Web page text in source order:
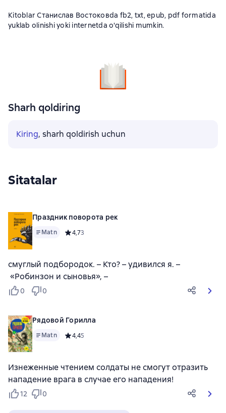
Kitoblar Станислав Востоковda fb2, txt, epub, pdf formatida
yuklab olinishi yoki internetda o'qilishi mumkin.
Sharh qoldiring
Kiring, sharh qoldirish uchun
Sitatalar
Праздник поворота рек
Matn Средний рейтинг 4,7 на основе 3 оценок
4,73
смуглый подбородок. – Кто? – удивился я. –
«Робинзон и сыновья», –
0 0
Рядовой Горилла
Matn Средний рейтинг 4,4 на основе 5 оценок
4,45
Изнеженные чтением солдаты не смогут отразить
нападение врага в случае его нападения!
12 0